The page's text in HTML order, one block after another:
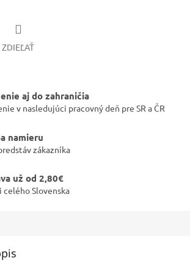
ZDIEĽAŤ
aj do zahraničia
v nasledujúci pracovný deň pre SR a ČR
namieru
zákazníka
už od 2,80€
celého Slovenska